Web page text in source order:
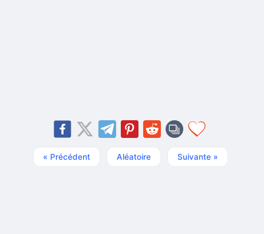
« Précédent Aléatoire Suivante »